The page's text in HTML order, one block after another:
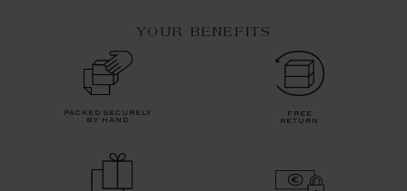
YOUR BENEFITS
packed securely
by hand
free
return